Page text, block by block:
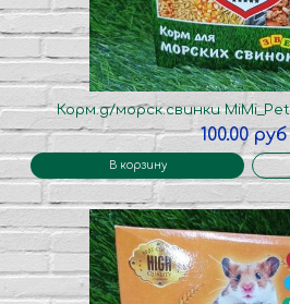
Корм.д/морск.свинки
100.00 руб
В корзину